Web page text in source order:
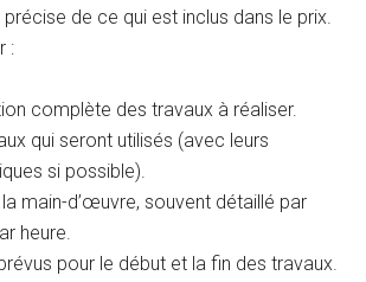
de ce qui est inclus dans le prix.
:
complète des travaux à réaliser.
qui seront utilisés (avec leurs
si possible).
main-d’œuvre, souvent détaillé par
heure.
pour le début et la fin des travaux.